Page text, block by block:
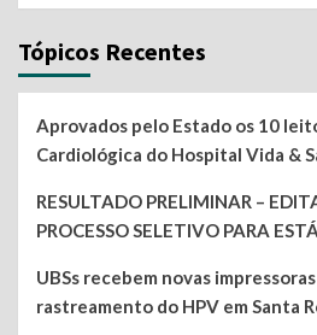
Tópicos Recentes
Aprovados pelo Estado os 10
Cardiológica do Hospital Vida &
RESULTADO PRELIMINAR –
PROCESSO SELETIVO PARA
UBSs recebem novas
rastreamento do HPV em Santa